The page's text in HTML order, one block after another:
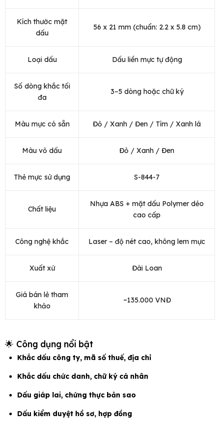
Kích thước mặt
dấu
56 x 21 mm (chuẩn: 2.2 x 5.8 cm)
Loại dấu Dấu liền mực tự động
Số dòng khắc tối
đa
3–5 dòng hoặc chữ ký
Màu mực có sẵn Đỏ / Xanh / Đen / Tím / Xanh lá
Màu vỏ dấu Đỏ / Xanh / Đen
Thẻ mực sử dụng S-844-7
Chất liệu
Nhựa ABS + mặt dấu Polymer dẻo
cao cấp
Công nghệ khắc Laser – độ nét cao, không lem mực
Xuất xứ Đài Loan
Giá bán lẻ tham
khảo
~135.000 VNĐ
🌟 Công dụng nổi bật
Khắc dấu công ty, mã số thuế, địa chỉ
Khắc dấu chức danh, chữ ký cá nhân
Dấu giáp lai, chứng thực bản sao
Dấu kiểm duyệt hồ sơ, hợp đồng